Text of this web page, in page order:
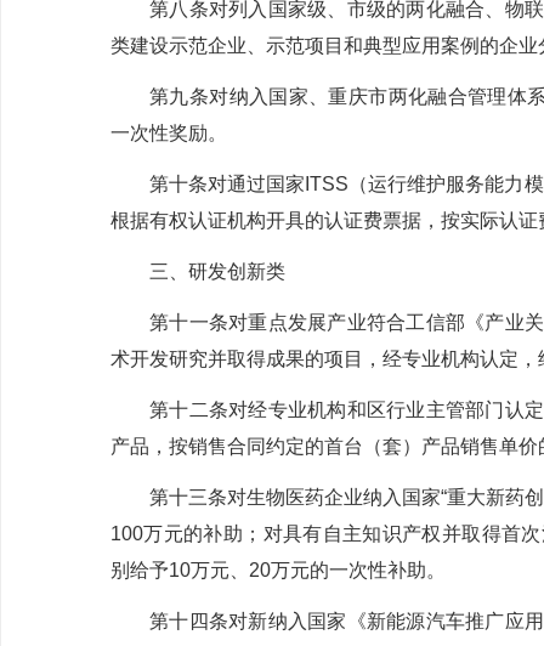
第八条对列入国家级、市级的两化融合、物
类建设示范企业、示范项目和典型应用案例的企业
第九条对纳入国家、重庆市两化融合管理体
一次性奖励。
第十条对通过国家 ITSS （运行维护服务能力
根据有权认证机构开具的认证费票据，按实际认
三、研发创新类
第十一条对重点发展产业符合工信部《产业
术开发研究并取得成果的项目，经专业机构认定，
第十二条对经专业机构和区行业主管部门认
产品，按销售合同约定的首台（套）产品销售单价
第十三条对生物医药企业纳入国家“重大新药
100万元的补助；对具有自主知识产权并取得首
别给予10万元、 20万元的一次性补助。
第十四条对新纳入国家《新能源汽车推广应